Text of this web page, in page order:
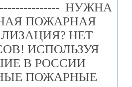
НУЖНА
ПОЖАРНАЯ
НЕТ
ИСПОЛЬЗУЯ
В РОССИИ
ПОЖАРНЫЕ